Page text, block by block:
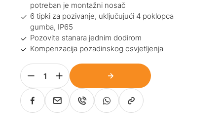
potreban je montažni nosač
6 tipki za pozivanje, uključujući 4 poklopca
gumba, IP65
Pozovite stanara jednim dodirom
Kompenzacija pozadinskog osvjetljenja